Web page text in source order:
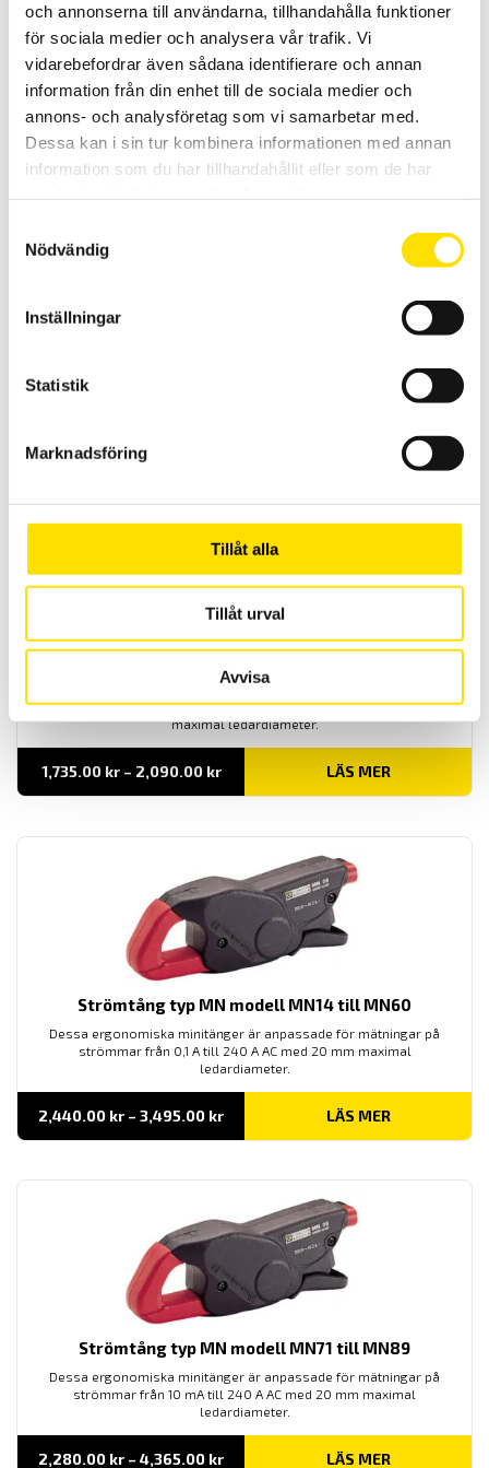
och annonserna till användarna, tillhandahålla funktioner
för sociala medier och analysera vår trafik. Vi
vidarebefordrar även sådana identifierare och annan
information från din enhet till de sociala medier och
annons- och analysföretag som vi samarbetar med.
Dessa kan i sin tur kombinera informationen med annan
information som du har tillhandahållit eller som de har
Nödvändig
Inställningar
Statistik
Marknadsföring
Tillåt alla
Tillåt urval
Avvisa
Den smidigaste strömtången för växelströmsmätning att ha med
överallt. Välj mellan fyra modeller med olika strömområden och
längder på dessa flexibla rogowskispolar. Från 17 cm till 1 m längd
för att passa i många applikationer
2,260.00kr – 4,460.00krPrisintervall:
2,260.00 kr
till
4,460.00 kr
LÄS MER
MINI-serien är en serie med tänger för strömmar upp till 150 A AC.
Dessa ergonomiskt utformade tänger är anpassade för
mätningar på strömmar från 0,5 A till 240 A AC med 20 mm
maximal ledardiameter.
1,735.00 kr – 2,090.00 krPrisintervall:
till
LÄS MER
Strömtång typ MN modell MN14 till MN60
Dessa ergonomiska minitänger är anpassade för mätningar på
strömmar från 0,1 A till 240 A AC med 20 mm maximal
ledardiameter.
2,440.00 kr – 3,495.00 krPrisintervall:
till
LÄS MER
Strömtång typ MN modell MN71 till MN89
Dessa ergonomiska minitänger är anpassade för mätningar på
strömmar från 10 mA till 240 A AC med 20 mm maximal
ledardiameter.
2,280.00 kr – 4,365.00 krPrisintervall:
LÄS MER